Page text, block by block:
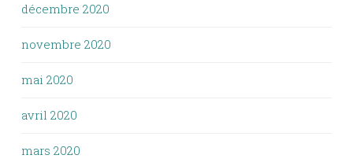
décembre 2020
novembre 2020
mai 2020
avril 2020
mars 2020